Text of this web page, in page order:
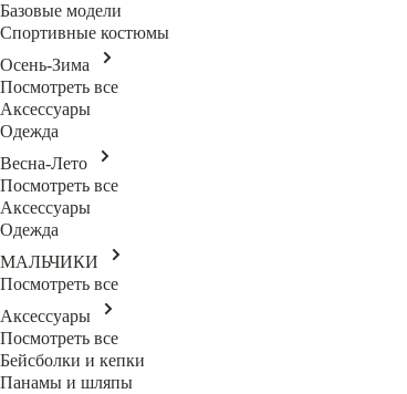
Базовые модели
Спортивные костюмы
Осень-Зима
Посмотреть все
Аксессуары
Одежда
Весна-Лето
Посмотреть все
Аксессуары
Одежда
МАЛЬЧИКИ
Посмотреть все
Аксессуары
Посмотреть все
Бейсболки и кепки
Панамы и шляпы